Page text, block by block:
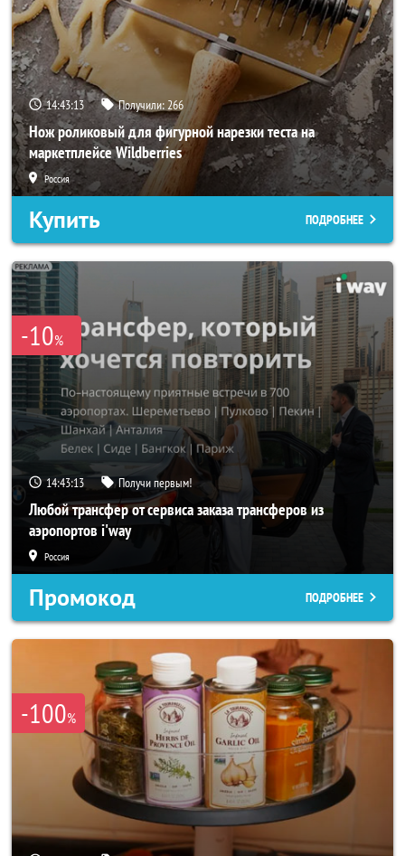
14:43:10 Получили:266
Нож роликовый для фигурной нарезки теста на
маркетплейсе Wildberries
Россия
Купить ПОДРОБНЕЕ
-10%
14:43:10 Получи первым!
Любой трансфер от сервиса заказа трансферов из
аэропортов i'way
Россия
Промокод ПОДРОБНЕЕ
-100%